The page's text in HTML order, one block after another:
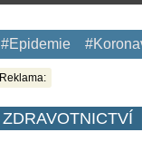
#Epidemie
Reklama:
ZDRAVOTNICTVÍ